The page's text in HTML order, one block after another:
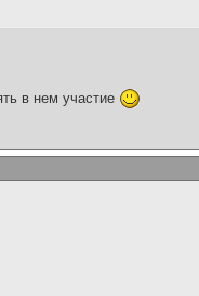
в нем участие